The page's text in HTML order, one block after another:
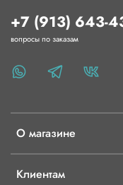
О магазине
Клиентам
+7 (913) 643-
вопросы по заказам